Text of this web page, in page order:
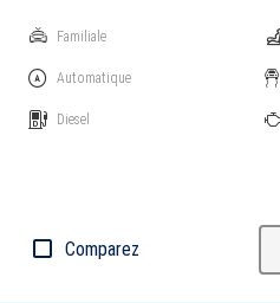
Familiale
Automatique
Diesel
Comparez